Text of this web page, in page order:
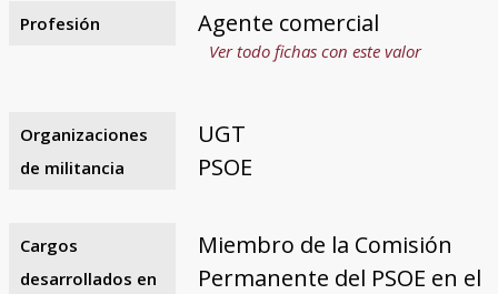
Profesión Agente comercial
Ver todo fichas con este valor
Organizaciones
de militancia
UGT
PSOE
Cargos
desarrollados en
Miembro de la Comisión
Permanente del PSOE en el